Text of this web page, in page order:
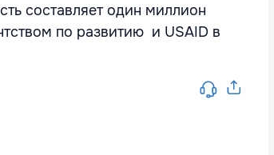
составляет один миллион
по развитию и USAID в